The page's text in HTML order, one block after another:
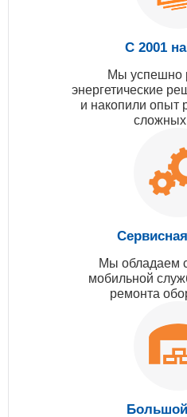
С 2001
Мы успешно
энергетические
и накопили опыт
сложных
Мы обладаем
мобильной
ремонта